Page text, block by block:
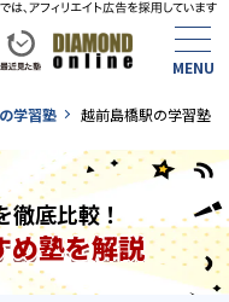
学習塾 越前島橋駅の学習塾
徹底比較！
め塾を解説